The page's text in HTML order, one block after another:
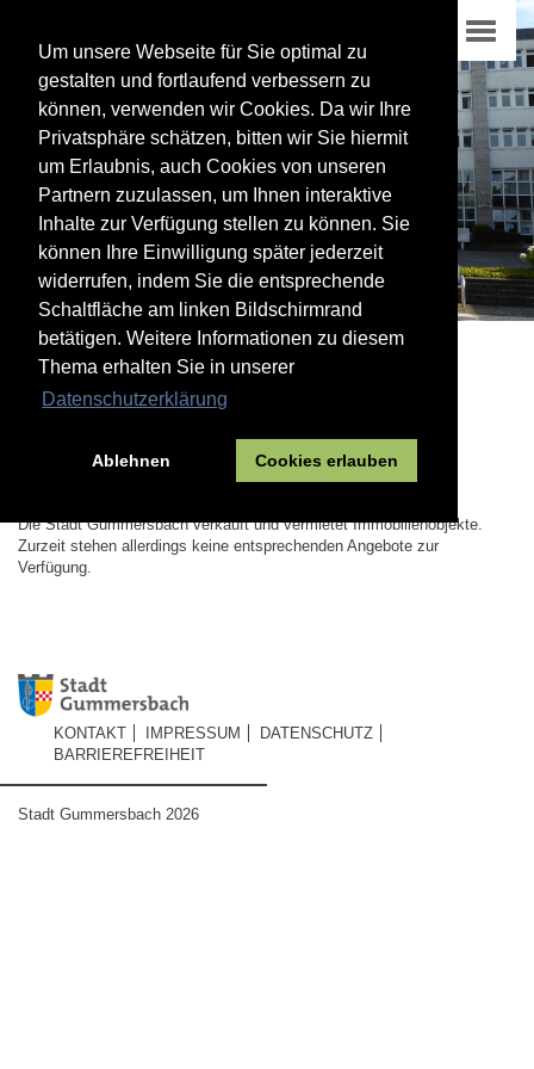
Um unsere Webseite für Sie optimal zu
gestalten und fortlaufend verbessern zu
können, verwenden wir Cookies. Da wir Ihre
Privatsphäre schätzen, bitten wir Sie hiermit
um Erlaubnis, auch Cookies von unseren
Partnern zuzulassen, um Ihnen interaktive
Inhalte zur Verfügung stellen zu können. Sie
können Ihre Einwilligung später jederzeit
widerrufen, indem Sie die entsprechende
Schaltfläche am linken Bildschirmrand
betätigen. Weitere Informationen zu diesem
Thema erhalten Sie in unserer
Datenschutzerklärung
Ablehnen Cookies erlauben
01
Immobilienangebote
Die Stadt Gummersbach verkauft und vermietet Immobilienobjekte.
Zurzeit stehen allerdings keine entsprechenden Angebote zur
Verfügung.
KONTAKT IMPRESSUM
DATENSCHUTZ
BARRIEREFREIHEIT
Stadt Gummersbach 2026